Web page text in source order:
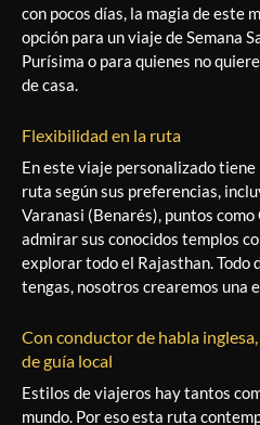
con pocos días, la magia de este
opción para un viaje de Semana
Purísima o para quienes no
de casa.
Flexibilidad en la ruta
En este viaje personalizado
ruta según sus preferencias,
Varanasi (Benarés), puntos
admirar sus conocidos templos
explorar todo el Rajasthan. Todo
tengas, nosotros crearemos una
Con conductor de habla
de guía local
Estilos de viajeros hay tantos
mundo. Por eso esta ruta